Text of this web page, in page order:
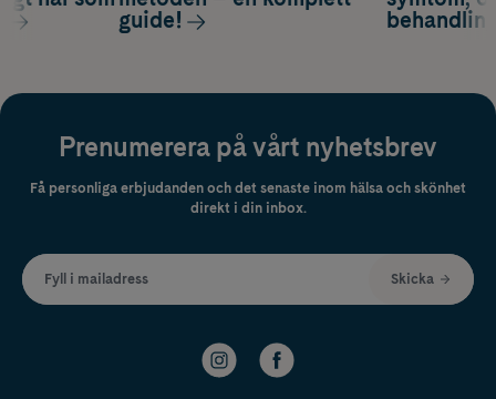
guide!
Prenumerera på vårt nyhetsbrev
Få personliga erbjudanden och det senaste inom hälsa och skönhet
direkt i din inbox.
Fyll i mailadress Skicka